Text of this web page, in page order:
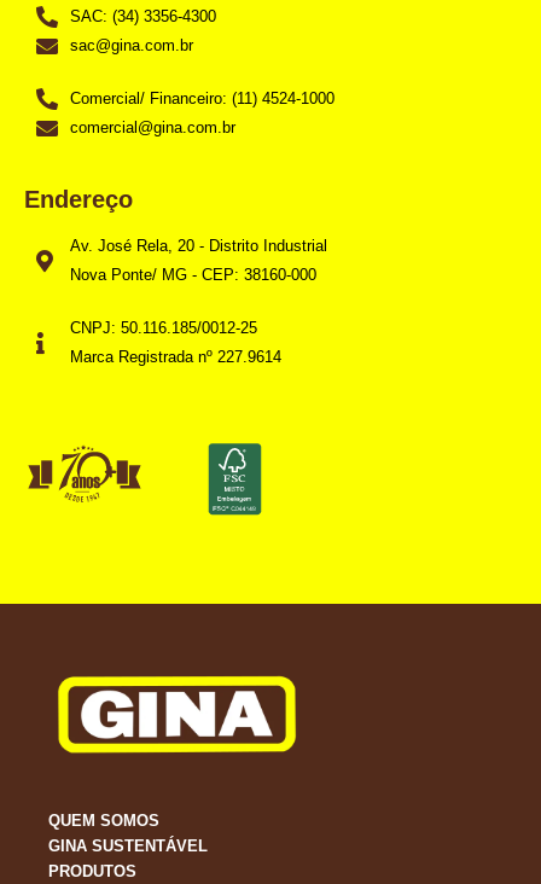
SAC: (34) 3356-4300
sac@gina.com.br
Comercial/ Financeiro: (11) 4524-1000
comercial@gina.com.br
Endereço
Av. José Rela, 20 - Distrito Industrial
Nova Ponte/ MG - CEP: 38160-000
CNPJ: 50.116.185/0012-25
Marca Registrada nº 227.9614
QUEM SOMOS
GINA SUSTENTÁVEL
PRODUTOS